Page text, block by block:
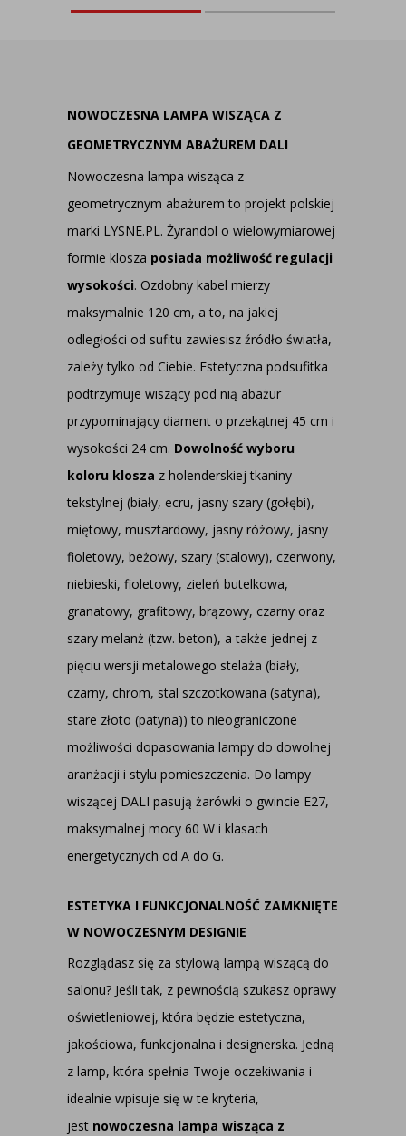
NOWOCZESNA LAMPA WISZĄCA Z
GEOMETRYCZNYM ABAŻUREM DALI
Nowoczesna lampa wisząca z
geometrycznym abażurem to projekt polskiej
marki LYSNE.PL. Żyrandol o wielowymiarowej
formie klosza posiada możliwość regulacji
wysokości. Ozdobny kabel mierzy
maksymalnie 120 cm, a to, na jakiej
odległości od sufitu zawiesisz źródło światła,
zależy tylko od Ciebie. Estetyczna podsufitka
podtrzymuje wiszący pod nią abażur
przypominający diament o przekątnej 45 cm i
wysokości 24 cm. Dowolność wyboru
koloru klosza z holenderskiej tkaniny
tekstylnej (biały, ecru, jasny szary (gołębi),
miętowy, musztardowy, jasny różowy, jasny
fioletowy, beżowy, szary (stalowy), czerwony,
niebieski, fioletowy, zieleń butelkowa,
granatowy, grafitowy, brązowy, czarny oraz
szary melanż (tzw. beton), a także jednej z
pięciu wersji metalowego stelaża (biały,
czarny, chrom, stal szczotkowana (satyna),
stare złoto (patyna)) to nieograniczone
możliwości dopasowania lampy do dowolnej
aranżacji i stylu pomieszczenia. Do lampy
wiszącej DALI pasują żarówki o gwincie E27,
maksymalnej mocy 60 W i klasach
energetycznych od A do G.
ESTETYKA I FUNKCJONALNOŚĆ ZAMKNIĘTE
W NOWOCZESNYM DESIGNIE
Rozglądasz się za stylową lampą wiszącą do
salonu? Jeśli tak, z pewnością szukasz oprawy
oświetleniowej, która będzie estetyczna,
jakościowa, funkcjonalna i designerska. Jedną
z lamp, która spełnia Twoje oczekiwania i
idealnie wpisuje się w te kryteria,
jest nowoczesna lampa wisząca z